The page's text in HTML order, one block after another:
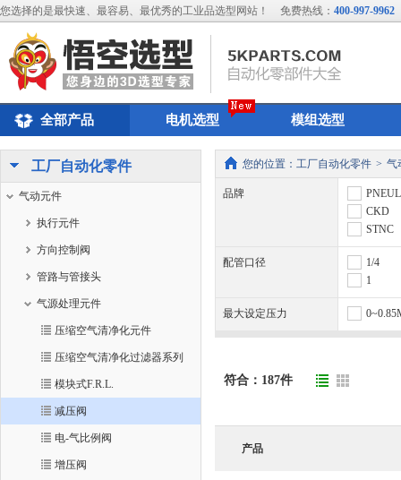
您选择的是最快速、最容易、最优秀的工业品选型网站！ 免费热线： 400-997-9962
全部产品 电机选型 模组选型
工厂自动化零件
气动元件
执行元件
方向控制阀
管路与管接头
气源处理元件
压缩空气清净化元件
压缩空气清净化过滤器系列
模块式F.R.L.
减压阀
电-气比例阀
增压阀
您的位置： 工厂自动化零件 > 气
品牌
CKD
STNC
配管口径
1/4
1
最大设定压力
符合： 187件
产品